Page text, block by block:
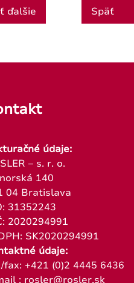
ďalšie Späť
údaje:
– s. r. o.
140
04 Bratislava
31352243
2020294991
SK2020294991
údaje:
+421 (0)2 4445 6436
: rosler@rosler.sk